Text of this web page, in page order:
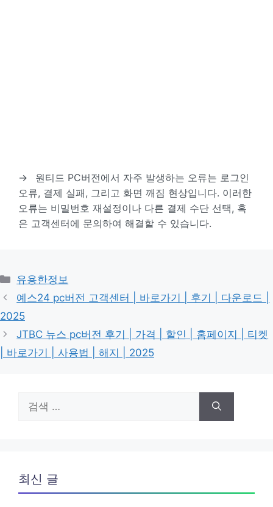
→
원티드 PC버전에서 자주 발생하는 오류는 로그인
오류, 결제 실패, 그리고 화면 깨짐 현상입니다. 이러한
오류는 비밀번호 재설정이나 다른 결제 수단 선택, 혹
은 고객센터에 문의하여 해결할 수 있습니다.
카
테
고
리
유용한정보
예스24 pc버전 고객센터 | 바로가기 | 후기 | 다운로드 |
2025
JTBC 뉴스 pc버전 후기 | 가격 | 할인 | 홈페이지 | 티켓
| 바로가기 | 사용법 | 해지 | 2025
색:
최신 글